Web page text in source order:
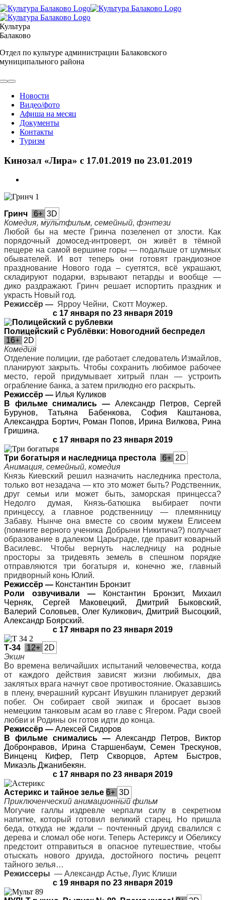
Skip
to
content
Культура
Балаково
Отдел по культуре администрации Балаковского
муниципального района
Toggle
NavigationНовости
Видео/фото
Афиша на месяц
Документы
Контакты
Туризм
Кинозал «Лира» с 17.01.2019 по 23.01.2019
Image
Гринч
6+ 3D
Комедия, мультфильм, семейный, фэнтези
Любой бы на месте Гринча позеленел от злости. Как
порядочный домосед-интроверт, он живёт в тёмной
пещере на самой вершине горы — подальше от шумных
обывателей. И вот теперь они готовят грандиозное
празднование Нового года – суетятся, всё украшают,
складируют подарки, взрывают петарды и вообще —
дико раздражают. Гринч решает испортить праздник и
украсть Новый год.
Режиссёр — Ярроу Чейни, Скотт Моужер.
с 17 января по 23 января 2019
Полицейский с Рублёвки: Новогодний беспредел
16+ 2D
Комедия
Отделение полиции, где работает следователь Измайлов,
планируют закрыть. Чтобы сохранить любимое рабочее
место, герой придумывает хитрый план — устроить
ограбление банка, а затем прилюдно его раскрыть.
Режиссёр — Илья Куликов
В фильме снимались — Александр Петров, Сергей
Бурунов, Татьяна Бабенкова, София Каштанова,
Александра Бортич, Роман Попов, Ирина Вилкова, Рина
Гришина.
с 17 января по 23 января 2019
Три богатыря и наследница престола 6+ 2D
Анимация, семейный, комедия
Князь Киевский решил назначить наследника престола,
только вот незадача — кто это может быть? Родственник,
друг семьи или может быть, заморская принцесса?
Недолго думая, Князь-батюшка выбирает почти
принцессу, а главное родственницу — племянницу
Забаву. Нынче она вместе со своим мужем Елисеем
(помните верного ученика Добрыни Никитича?) получает
образование в далеком Царьграде, где правит коварный
Василевс. Чтобы вернуть наследницу на родные
просторы за тридевять земель в спешном порядке
отправляются три богатыря и, конечно же, главный
придворный конь Юлий.
Режиссёр — Константин Бронзит
Роли озвучивали —
Константин Бронзит, Михаил
Черняк, Сергей Маковецкий, Дмитрий Быковский,
Валерий Соловьев, Олег Куликович, Дмитрий Высоцкий,
Александр Боярский.
с 17 января по 23 января 2019
Т-34 12+ 2D
Экшн
Во времена величайших испытаний человечества, когда
от каждого действия зависят жизни любимых, два
заклятых врага начнут свое противостояние. Оказавшись
в плену, вчерашний курсант Ивушкин планирует дерзкий
побег. Он собирает свой экипаж и бросает вызов
немецким танковым асам во главе с Ягером. Ради своей
любви и Родины он готов идти до конца.
Режиссёр — Алексей Сидоров
В фильме снимались — Александр Петров, Виктор
Добронравов, Ирина Старшенбаум, Семен Трескунов,
Винценц Кифер, Петр Скворцов, Артем Быстров,
Микаэль Джанибекян.
с 17 января по 23 января 2019
Астерикс и тайное зелье 6+ 3D
Приключенческий анимационный фильм
Могучие галлы издревле черпали силу в секретном
напитке, который готовил великий старец. Но пришла
беда, откуда не ждали – почтенный друид свалился с
дерева и сломал обе ноги. Теперь Астериксу и Обеликсу
предстоит отправиться в опасное путешествие, чтобы
отыскать нового друида, достойного постичь рецепт
тайного зелья…
Режиссеры — Александр Астье, Луис Клиши
с 19 января по 23 января 2019